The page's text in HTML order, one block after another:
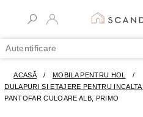
conținut
Autentificare
ACASĂ / MOBILA PENTRU HOL
/
DULAPURI SI ETAJERE PENTRU
PANTOFAR CULOARE ALB, PRIMO